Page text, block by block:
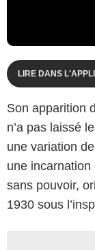
LIRE DANS
Son apparition
n’a pas laissé
une variation
une incarnation
sans pouvoir,
1930 sous